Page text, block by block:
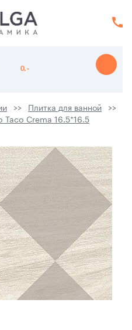
0.-
Плитка для ванной
Taco Crema 16.5*16.5